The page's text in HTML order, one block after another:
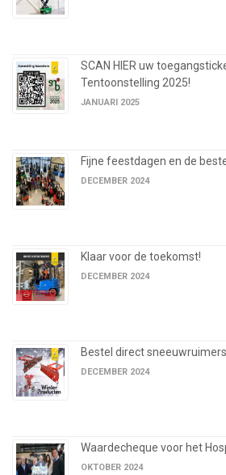
SCAN HIER uw
Tentoonstelling 2025!
JANUARI 2025
Fijne feestdagen en de
DECEMBER 2024
Klaar voor de toekomst!
DECEMBER 2024
Bestel direct
DECEMBER 2024
Waardecheque voor het
OKTOBER 2024